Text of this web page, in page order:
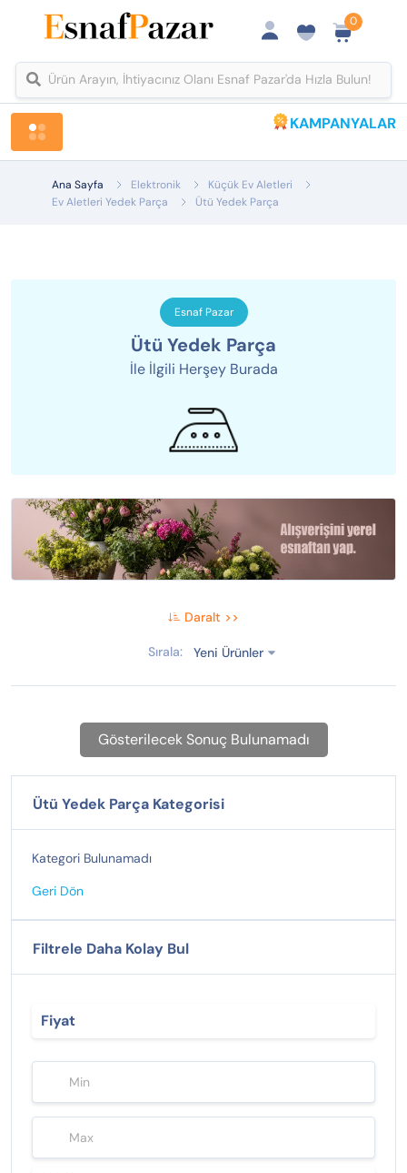
0
Tüm Kategoriler KAMPANYALAR
Ana Sayfa Elektronik
Küçük Ev Aletleri
Ev Aletleri Yedek Parça
Ütü Yedek Parça
Esnaf Pazar
Ütü Yedek Parça
İle İlgili Herşey Burada
Daralt >>
Sırala: Yeni Ürünler
Gösterilecek Sonuç Bulunamadı
Ütü Yedek Parça Kategorisi
Kategori Bulunamadı
Geri Dön
Filtrele Daha Kolay Bul
Fiyat